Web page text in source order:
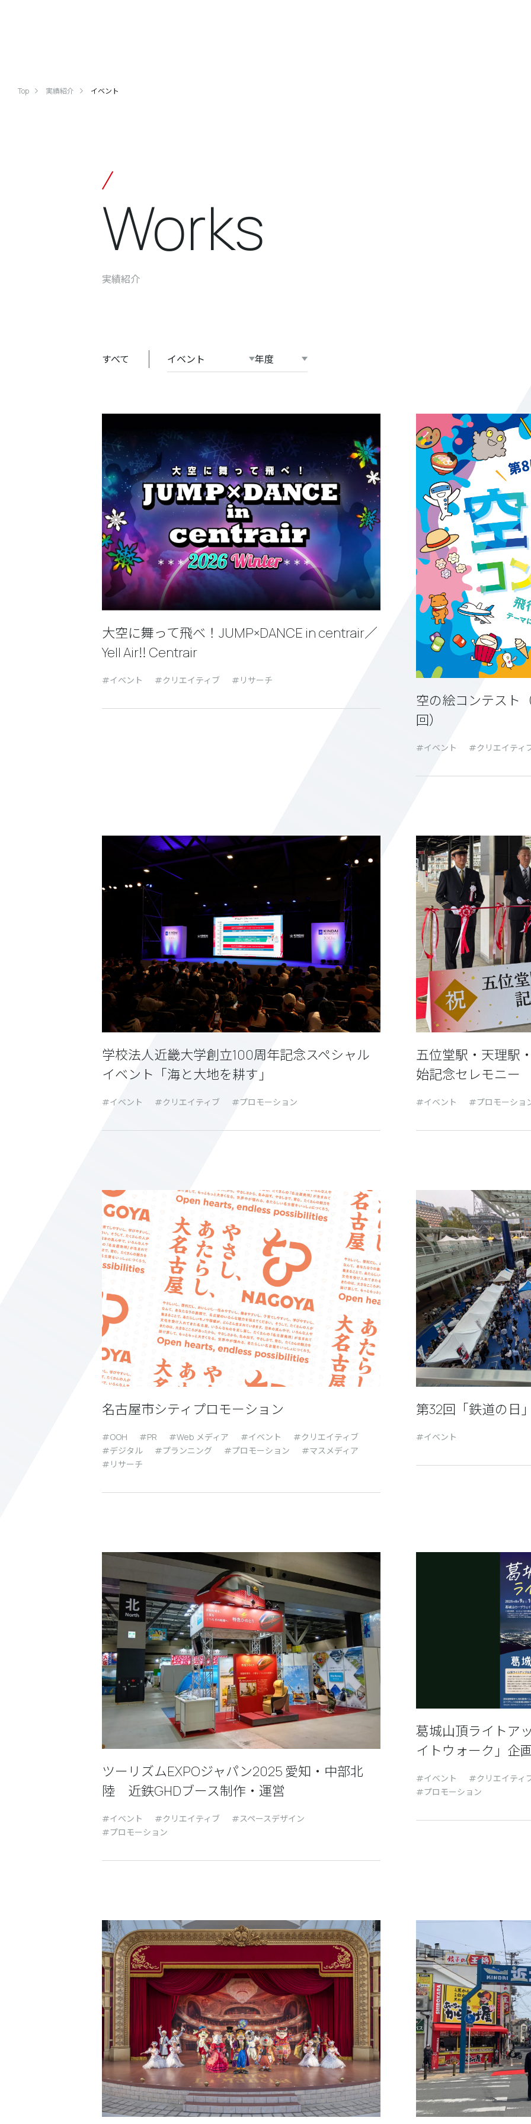
Top 実績紹介 イベント
Works
実績紹介
すべて
大空に舞って飛べ！JUMP×DANCE in centrair／
Yell Air‼ Centrair
イベント クリエイティブ リサーチ
空の絵コンテスト
回）
イベント クリエイティ
学校法人近畿大学創立100周年記念スペシャル
イベント「海と大地を耕す」
イベント クリエイティブ プロモーション
五位堂駅・天理駅
始記念セレモニー
イベント プロモーショ
名古屋市シティプロモーション
OOH PR Web メディア イベント
クリエイティブ
デジタル
プランニング プロモーション
マスメディア
リサーチ
第32回「鉄道の日
イベント
ツーリズムEXPOジャパン2025 愛知・中部北
陸 近鉄GHDブース制作・運営
イベント クリエイティブ
スペースデザイン
プロモーション
葛城山頂ライトア
イトウォーク」企
イベント
クリエイティ
プロモーション